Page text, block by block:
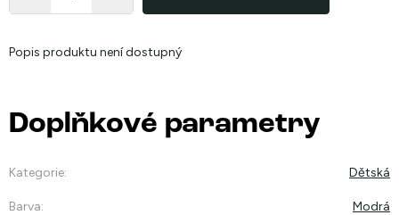
Popis produktu není dostupný
Doplňkové parametry
Kategorie: Dětská
Barva: Modrá